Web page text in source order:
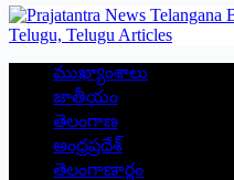
ముఖ్యాంశాలు
జాతీయం
తెలంగాణ
ఆంధ్రప్రదేశ్
తెలంగాణార్థం